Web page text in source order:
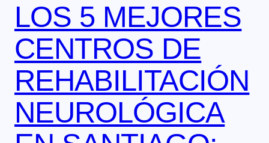
LOS 5 MEJORES
CENTROS DE
REHABILITACIÓN
NEUROLÓGICA